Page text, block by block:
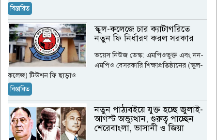
বিস্তারিত
স্কুল-কলেজে চার ক্যাটাগরিতে
নতুন ফি নির্ধারণ করল সরকার
ভয়েস নিউজ ডেস্ক: এমপিওভুক্ত এবং নন-
এমপিও বেসরকারি শিক্ষাপ্রতিষ্ঠানের (স্কুল-
কলেজ) টিউশন ফি ছাড়াও
বিস্তারিত
নতুন পাঠ্যবইয়ে যুক্ত হচ্ছে জুলাই-
আগস্ট অভ্যুত্থান, গুরুত্ব পাচ্ছেন
শেরেবাংলা, ভাসানী ও জিয়া